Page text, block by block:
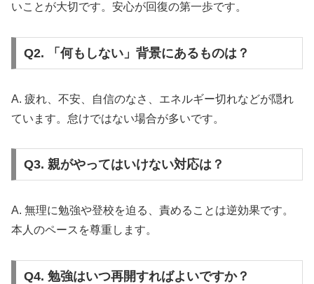
いことが大切です。安心が回復の第一歩です。
Q2. 「何もしない」背景にあるものは？
A. 疲れ、不安、自信のなさ、エネルギー切れなどが隠れ
ています。怠けではない場合が多いです。
Q3. 親がやってはいけない対応は？
A. 無理に勉強や登校を迫る、責めることは逆効果です。
本人のペースを尊重します。
Q4. 勉強はいつ再開すればよいですか？